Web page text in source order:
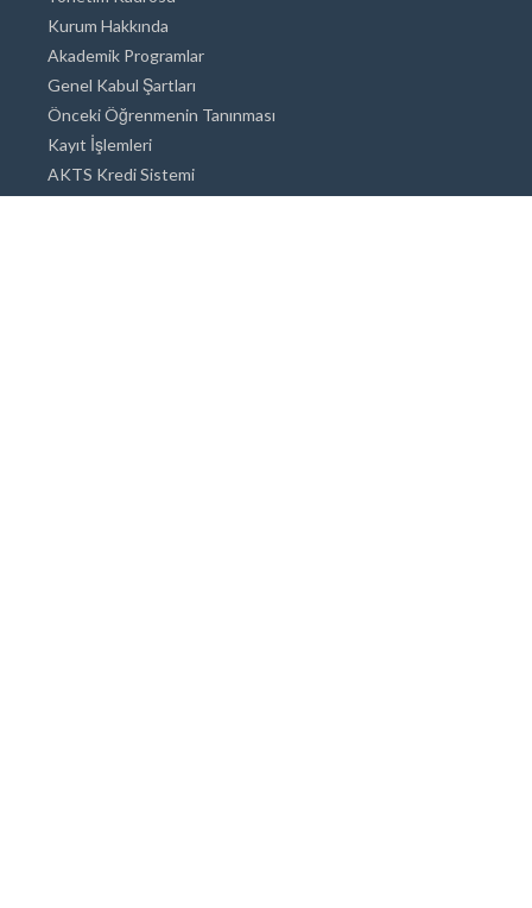
Kurum Hakkında
Akademik Programlar
Genel Kabul Şartları
Önceki Öğrenmenin Tanınması
Kayıt İşlemleri
AKTS Kredi Sistemi